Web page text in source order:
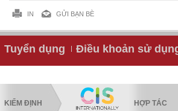
IN GỬI BẠN BÈ
Tuyển dụng Điều khoản sử
KIỂM ĐỊNH HỢP TÁC